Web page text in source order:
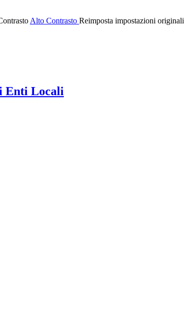
Alto Contrasto Reimposta impostazioni originali
Enti Locali